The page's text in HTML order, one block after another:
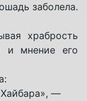
заболела.
храбрость
и мнение его
—